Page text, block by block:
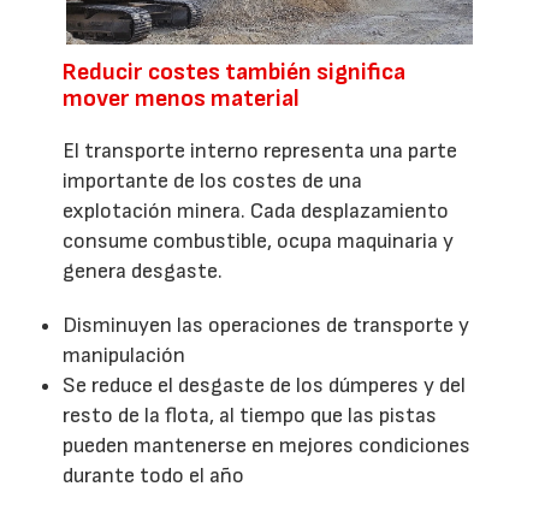
Reducir costes también significa
mover menos material
El transporte interno representa una parte
importante de los costes de una
explotación minera. Cada desplazamiento
consume combustible, ocupa maquinaria y
genera desgaste.
Disminuyen las operaciones de transporte y
manipulación
Se reduce el desgaste de los dúmperes y del
resto de la flota, al tiempo que las pistas
pueden mantenerse en mejores condiciones
durante todo el año